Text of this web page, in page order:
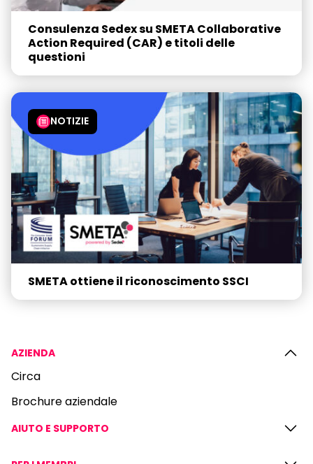
Consulenza Sedex su SMETA Collaborative
Action Required (CAR) e titoli delle
questioni
NOTIZIE
SMETA ottiene il riconoscimento SSCI
AZIENDA
Circa
Brochure aziendale
AIUTO E SUPPORTO